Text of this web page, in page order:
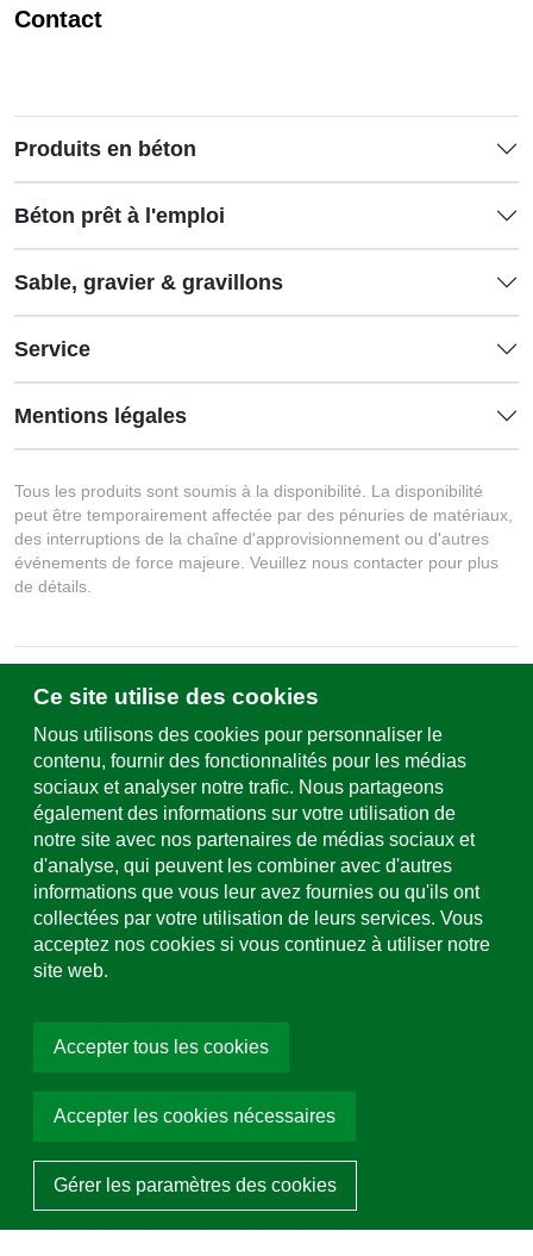
Ce site utilise des cookies
Nous utilisons des cookies pour personnaliser le
contenu, fournir des fonctionnalités pour les médias
sociaux et analyser notre trafic. Nous partageons
également des informations sur votre utilisation de
notre site avec nos partenaires de médias sociaux et
d'analyse, qui peuvent les combiner avec d'autres
informations que vous leur avez fournies ou qu'ils ont
collectées par votre utilisation de leurs services. Vous
acceptez nos cookies si vous continuez à utiliser notre
site web.
Accepter tous les cookies
Accepter les cookies nécessaires
Gérer les paramètres des cookies
Pavés autobloquants
Choisir la couleur:Beige
Demander un article
Contact
Produits en béton
Béton prêt à l'emploi
Sable, gravier & gravillons
Service
Mentions légales
Tous les produits sont soumis à la disponibilité. La disponibilité
peut être temporairement affectée par des pénuries de matériaux,
des interruptions de la chaîne d'approvisionnement ou d'autres
événements de force majeure. Veuillez nous contacter pour plus
de détails.
Écrivez-nous
Formulaire de contact & sites
Assistance et service
+49 (0)781 508-0
Adresse e-mail
info@uhl.de
© 2026 Hermann Uhl KG Ortenau. Tous droits réservés
Programmé avec ❤ par Team Tietge